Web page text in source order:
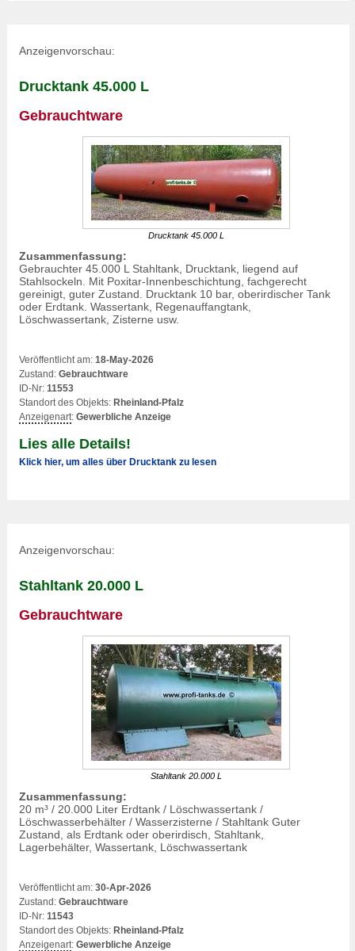
Anzeigenvorschau:
Drucktank 45.000 L
Gebrauchtware
Drucktank 45.000 L
Zusammenfassung:
Gebrauchter 45.000 L Stahltank, Drucktank, liegend auf
Stahlsockeln. Mit Poxitar-Innenbeschichtung, fachgerecht
gereinigt, guter Zustand. Drucktank 10 bar, oberirdischer Tank
oder Erdtank. Wassertank, Regenauffangtank
Löschwassertank, Zisterne usw.
Veröffentlicht am: 18-May-2026
Zustand: Gebrauchtware
ID-Nr: 11553
Standort des Objekts: Rheinland-Pfalz
Anzeigenart: Gewerbliche Anzeige
Lies alle Details!
Klick hier, um alles über Drucktank zu lesen
Anzeigenvorschau:
Stahltank 20.000 L
Gebrauchtware
Stahltank 20.000 L
Zusammenfassung:
20 m³ / 20.000 Liter Erdtank / Löschwassertank /
Löschwasserbehälter / Wasserzisterne / Stahltank Guter
Zustand, als Erdtank oder oberirdisch, Stahltank,
Lagerbehälter, Wassertank, Löschwassertank
Veröffentlicht am: 30-Apr-2026
Zustand: Gebrauchtware
ID-Nr: 11543
Standort des Objekts: Rheinland-Pfalz
Anzeigenart: Gewerbliche Anzeige